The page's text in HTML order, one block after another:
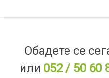
Обадете се
или 052 / 50 60